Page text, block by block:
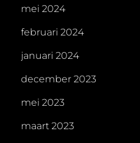
mei 2024
februari 2024
januari 2024
december 2023
mei 2023
maart 2023